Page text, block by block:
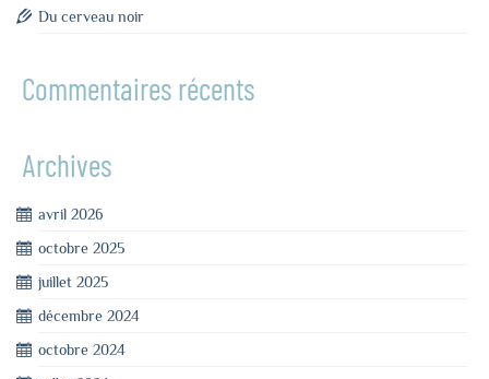
Du cerveau noir
Commentaires récents
Archives
avril 2026
octobre 2025
juillet 2025
décembre 2024
octobre 2024